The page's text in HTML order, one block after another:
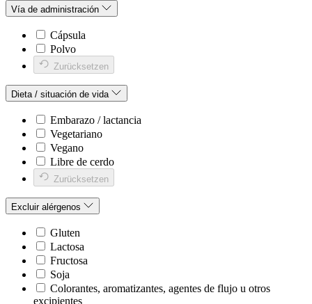
Vía de administración
Cápsula
Polvo
Zurücksetzen
Dieta / situación de vida
Embarazo / lactancia
Vegetariano
Vegano
Libre de cerdo
Zurücksetzen
Excluir alérgenos
Gluten
Lactosa
Fructosa
Soja
Colorantes, aromatizantes, agentes de flujo u otros
excipientes